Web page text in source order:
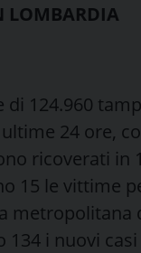
LOMBARDIA
di 124.960
24 ore,
ricoverati in
15 le vittime
134 i nuovi